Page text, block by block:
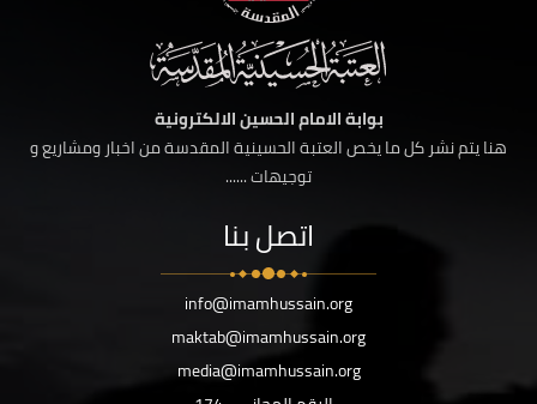
بوابة الامام الحسين الالكترونية
هنا يتم نشر كل ما يخص العتبة الحسينية المقدسة من اخبار ومشاريع و
توجيهات ......
اتصل بنا
info@imamhussain.org
maktab@imamhussain.org
media@imamhussain.org